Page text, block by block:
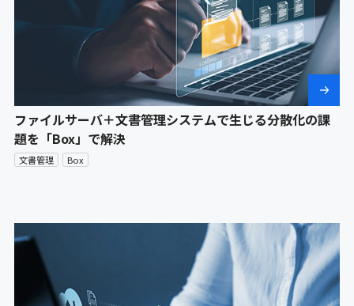
ファイルサーバ＋文書管理システムで生じる分散化の課
題を「Box」で解決
文書管理 Box